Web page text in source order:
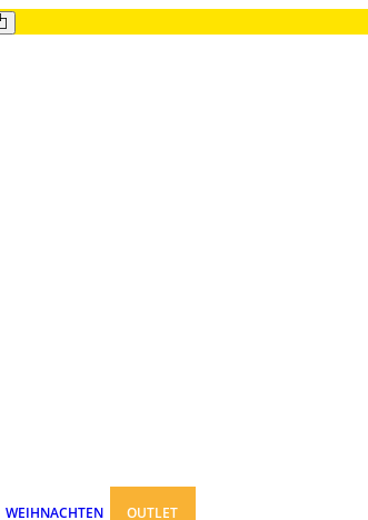
WEIHNACHTEN OUTLET